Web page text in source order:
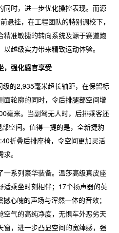
同时，进一步优化操控表现。而源
悬挂，在工程团队的特别调校下，
精准敏捷的转向系统及源于赛道跑
越级实力带来精致运动体验。
，强化感官享受
级的2,935毫米超长轴距，在保留标
面轮廓的同时，令后排腿部空间增
毫米。当副驾无人时，后排乘客还
空间。值得一提的是，全新捷豹
折叠后排座椅，令空间更加灵活
。
一系列豪华装备。温莎高级真皮座
适乘坐时刻相伴；17个扬声器的英
心魄的声场与浑然一体的音效；
空气的高纯净度，无惧车外恶劣天
窗，进一步凸显空间的宽绰感，强